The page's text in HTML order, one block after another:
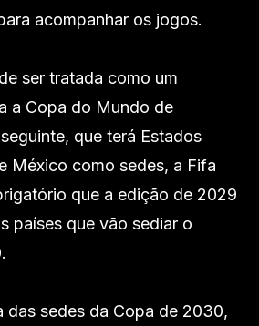
acompanhar os jogos.
ser tratada como um
a Copa do Mundo de
que terá Estados
México como sedes, a Fifa
que a edição de 2029
países que vão sediar o
das sedes da Copa de 2030,